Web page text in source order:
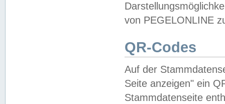
von PEGELONLINE
QR-Codes
Auf der
Seite anzeigen" ein
Stammdatenseite